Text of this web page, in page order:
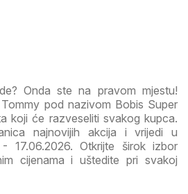
Onda ste na pravom mjestu!
pod nazivom Bobis Super
koji će razveseliti svakog kupca.
najnovijih akcija i vrijedi u
17.06.2026. Otkrijte širok izbor
cijenama i uštedite pri svakoj